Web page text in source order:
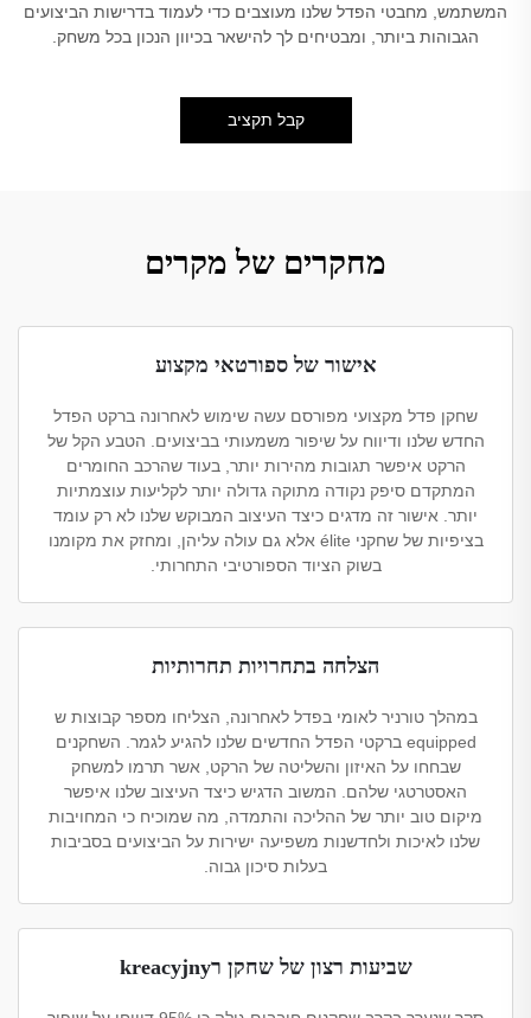
המשתמש, מחבטי הפדל שלנו מעוצבים כדי לעמוד בדרישות הביצועים
הגבוהות ביותר, ומבטיחים לך להישאר בכיוון הנכון בכל משחק.
קבל תקציב
מחקרים של מקרים
אישור של ספורטאי מקצוע
שחקן פדל מקצועי מפורסם עשה שימוש לאחרונה ברקט הפדל
החדש שלנו ודיווח על שיפור משמעותי בביצועים. הטבע הקל של
הרקט איפשר תגובות מהירות יותר, בעוד שהרכב החומרים
המתקדם סיפק נקודה מתוקה גדולה יותר לקליעות עוצמתיות
יותר. אישור זה מדגים כיצד העיצוב המבוקש שלנו לא רק עומד
בציפיות של שחקני élite אלא גם עולה עליהן, ומחזק את מקומנו
בשוק הציוד הספורטיבי התחרותי.
הצלחה בתחרויות תחרותיות
במהלך טורניר לאומי בפדל לאחרונה, הצליחו מספר קבוצות ש
equipped ברקטי הפדל החדשים שלנו להגיע לגמר. השחקנים
שבחחו על האיזון והשליטה של הרקט, אשר תרמו למשחק
האסטרטגי שלהם. המשוב הדגיש כיצד העיצוב שלנו איפשר
מיקום טוב יותר של ההליכה והתמדה, מה שמוכיח כי המחויבות
שלנו לאיכות ולחדשנות משפיעה ישירות על הביצועים בסביבות
בעלות סיכון גבוה.
שביעות רצון של שחקן רkreacyjny